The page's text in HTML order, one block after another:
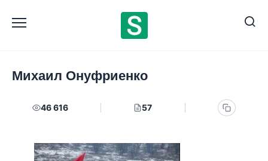
содержанию
Михаил Онуфриенко
46 616 57